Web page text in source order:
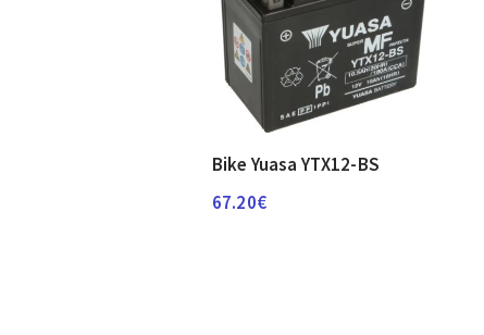
Bike Yuasa YTX12-BS
67.20€